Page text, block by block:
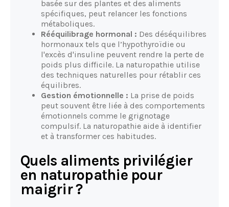
basée sur des plantes et des aliments
spécifiques, peut relancer les fonctions
métaboliques.
Rééquilibrage hormonal : Des déséquilibres
hormonaux tels que l’hypothyroïdie ou
l'excès d'insuline peuvent rendre la perte de
poids plus difficile. La naturopathie utilise
des techniques naturelles pour rétablir ces
équilibres.
Gestion émotionnelle : La prise de poids
peut souvent être liée à des comportements
émotionnels comme le grignotage
compulsif. La naturopathie aide à identifier
et à transformer ces habitudes.
Quels aliments privilégier
en naturopathie pour
maigrir ?